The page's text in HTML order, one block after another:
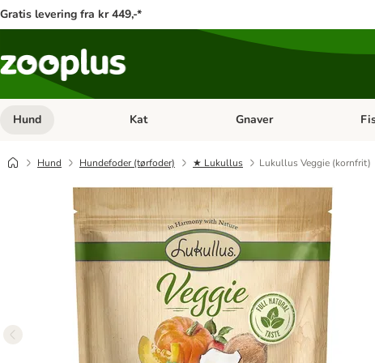
Gratis levering fra kr 449,-*
Hund Åben kategori menu: Hund
Kat Åben kategori menu: Kat
Gnaver
Hund Hundefoder (tørfoder) ★ Lukullus Lukullus Veggie (kornfrit)